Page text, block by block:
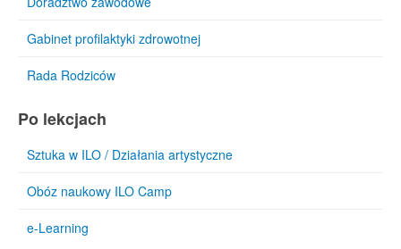
Gabinet profilaktyki zdrowotnej
Rada Rodziców
Po lekcjach
Sztuka w ILO / Działania artystyczne
Obóz naukowy ILO Camp
e-Learning